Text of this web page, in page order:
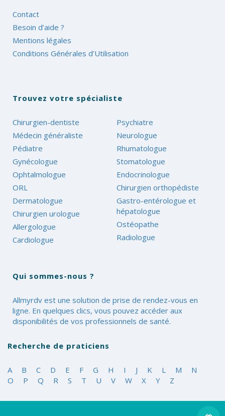
Contact
Besoin d’aide ?
Mentions légales
Conditions Générales d’Utilisation
Trouvez votre spécialiste
Chirurgien-dentiste
Médecin généraliste
Pédiatre
Gynécologue
Ophtalmologue
ORL
Dermatologue
Chirurgien urologue
Allergologue
Cardiologue
Psychiatre
Neurologue
Rhumatologue
Stomatologue
Endocrinologue
Chirurgien orthopédiste
Gastro-entérologue et
hépatologue
Ostéopathe
Radiologue
Qui sommes-nous ?
Allmyrdv est une solution de prise de rendez-vous en
ligne. En quelques clics, vous pouvez accéder aux
disponibilités de vos professionnels de santé.
Recherche de praticiens
A B C D E F G H I J K L M
N
O
P Q R S T U V W X Y Z